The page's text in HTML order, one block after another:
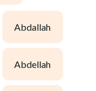
abdallah
abdellah